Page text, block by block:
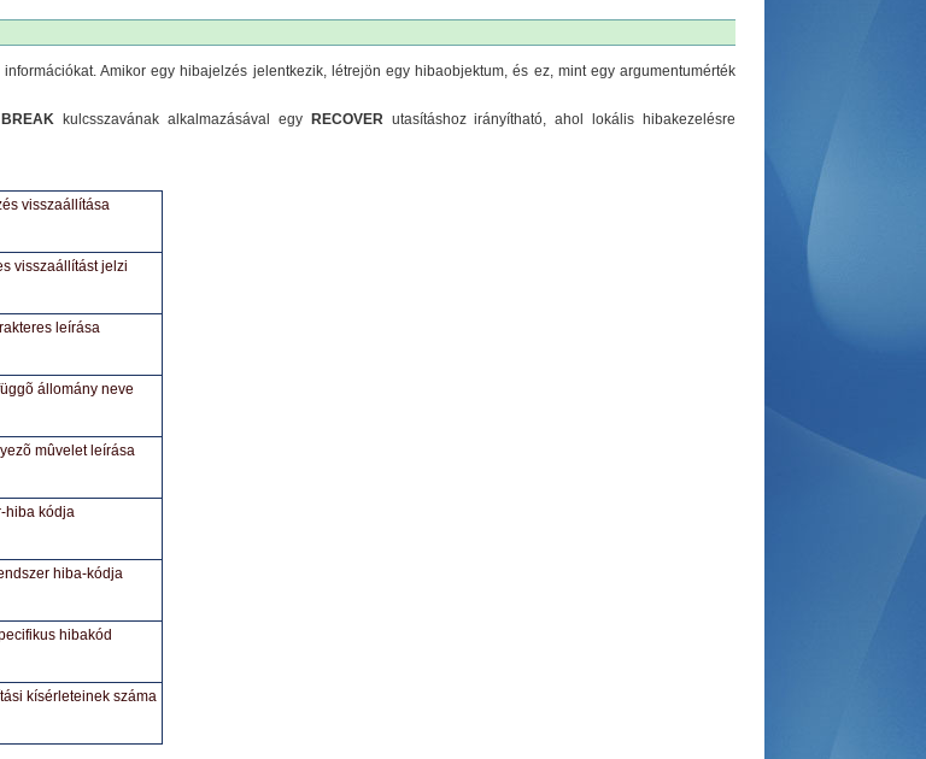
Amikor egy hibajelzés jelentkezik, létrejön egy hibaobjektum, és ez, mint egy argumentumérték
BREAK kulcsszavának alkalmazásával egy RECOVERutasításhoz irányítható, ahol lokális hibakezelésre
visszaállítása
visszaállítást jelzi
leírása
állomány neve
mûvelet leírása
hiba kódja
hiba-kódja
hibakód
kísérleteinek száma